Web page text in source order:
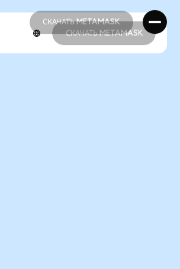
СКАЧАТЬ METAMASK
СКАЧАТЬ METAMASK
СКАЧАТЬ METAMASK